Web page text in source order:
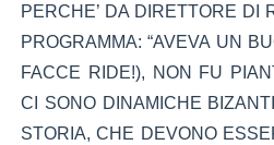
PERCHE’ DA DIRETTORE DI
PROGRAMMA: “AVEVA UN
FACCE RIDE!), NON FU
CI SONO DINAMICHE
STORIA, CHE DEVONO